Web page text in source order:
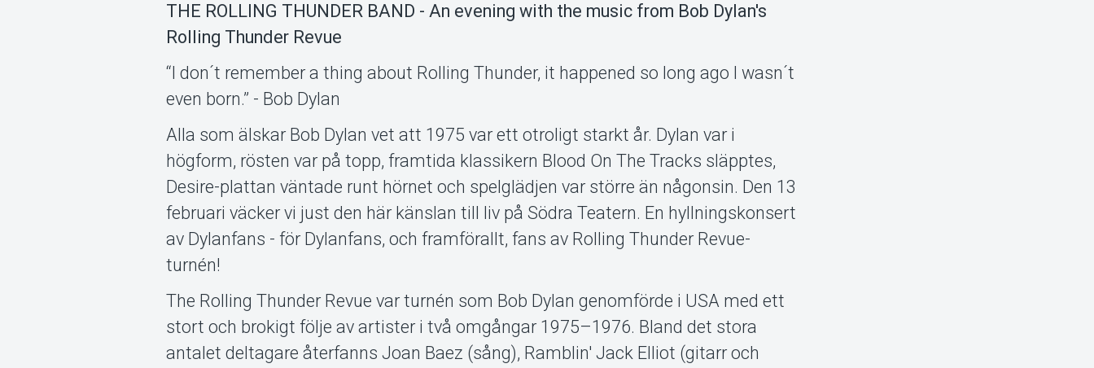
THE ROLLING THUNDER BAND - An evening with the music from Bob Dylan's
Rolling Thunder Revue
“I don´t remember a thing about Rolling Thunder, it happened so long ago I wasn´t
even born.” - Bob Dylan
Alla som älskar Bob Dylan vet att 1975 var ett otroligt starkt år. Dylan var i
högform, rösten var på topp, framtida klassikern Blood On The Tracks släpptes,
Desire-plattan väntade runt hörnet och spelglädjen var större än någonsin. Den 13
februari väcker vi just den här känslan till liv på Södra Teatern. En hyllningskonsert
av Dylanfans - för Dylanfans, och framförallt, fans av Rolling Thunder Revue-
turnén!
The Rolling Thunder Revue var turnén som Bob Dylan genomförde i USA med ett
stort och brokigt följe av artister i två omgångar 1975–1976. Bland det stora
antalet deltagare återfanns Joan Baez (sång), Ramblin' Jack Elliot (gitarr och